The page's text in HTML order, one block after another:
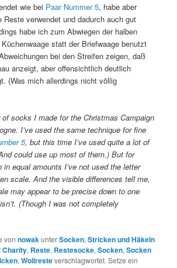
wie bei Paar Nummer 5, habe aber
verwendet und dadurch auch gut
habe ich zum Abwiegen der halben
statt der Briefwaage benutzt
bei den Streifen zeigen, daß
anzeigt, aber offensichtlich deutlich
(Was mich allerdings nicht völlig
socks I made for the Christmas Campaign
I’ve used the same technique for fine
5, but this time I’ve used quite a lot of
could use up most of them.) But for
in equal amounts I’ve not used the letter
scale. And the visible differences tell me,
may appear to be precise down to one
(Though I was not completely
vonnowakunterSocken,Stricken und Häkeln
Charity, Reste, Restesocke,Socken,Socken
,Wollresteverschlagwortet. Setze ein